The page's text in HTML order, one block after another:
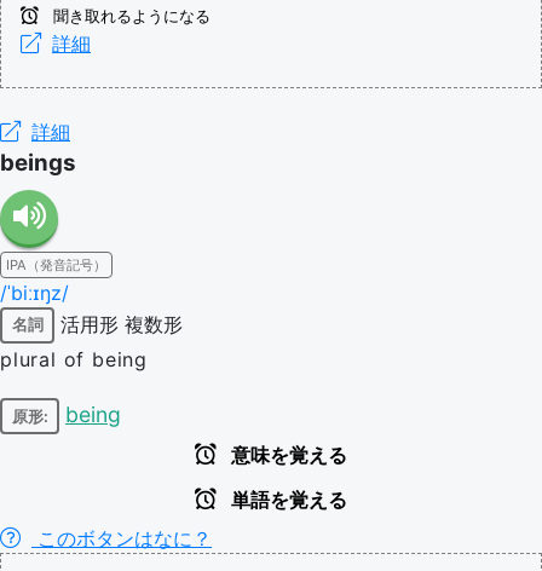
聞き取れるようになる
詳細
詳細
beings
IPA（発音記号）
/ˈbiːɪŋz/
名詞 活用形 複数形
plural of being
原形: being
意味を覚える
単語を覚える
このボタンはなに？